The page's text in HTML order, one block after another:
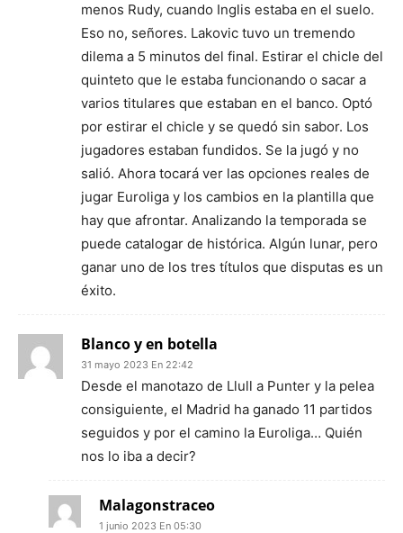
menos Rudy, cuando Inglis estaba en el suelo.
Eso no, señores. Lakovic tuvo un tremendo
dilema a 5 minutos del final. Estirar el chicle del
quinteto que le estaba funcionando o sacar a
varios titulares que estaban en el banco. Optó
por estirar el chicle y se quedó sin sabor. Los
jugadores estaban fundidos. Se la jugó y no
salió. Ahora tocará ver las opciones reales de
jugar Euroliga y los cambios en la plantilla que
hay que afrontar. Analizando la temporada se
puede catalogar de histórica. Algún lunar, pero
ganar uno de los tres títulos que disputas es un
éxito.
Blanco y en botella
31 mayo 2023 En 22:42
Desde el manotazo de Llull a Punter y la pelea
consiguiente, el Madrid ha ganado 11 partidos
seguidos y por el camino la Euroliga… Quién
nos lo iba a decir?
Malagonstraceo
1 junio 2023 En 05:30